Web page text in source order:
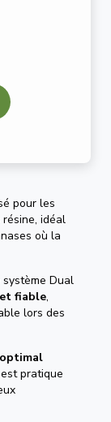
pour les
idéal
où la
système Dual
fiable,
lors des
pratique